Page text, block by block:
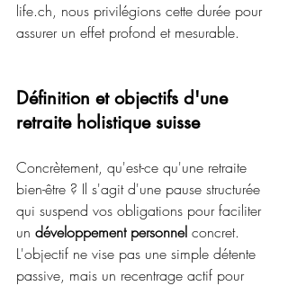
life.ch, nous privilégions cette durée pour
assurer un effet profond et mesurable.
Définition et objectifs d'une
retraite holistique suisse
Concrètement, qu'est-ce qu'une retraite
bien-être ? Il s'agit d'une pause structurée
qui suspend vos obligations pour faciliter
un développement personnel concret.
L'objectif ne vise pas une simple détente
passive, mais un recentrage actif pour